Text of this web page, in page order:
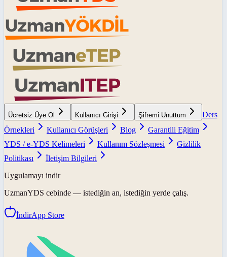
Ücretsiz Üye Ol Kullanıcı Girişi Şifremi Unuttum
Ders
Örnekleri
Kullanıcı Görüşleri Blog
Garantili Eğitim
YDS / e-YDS Kelimeleri
Kullanım Sözleşmesi
Gizlilik
Politikası
İletişim Bilgileri
Uygulamayı indir
UzmanYDS cebinde — istediğin an, istediğin yerde çalış.
İndirApp Store